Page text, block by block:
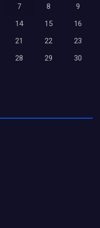
7 8
9
14 15
16
21 22
23
28 29
30